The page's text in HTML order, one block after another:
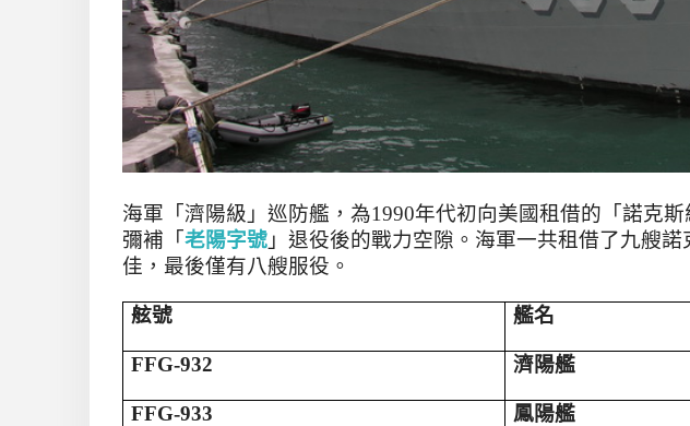
海軍「 濟陽級 」 巡防艦，為1990年代初向美國租借的 「 諾克斯
彌補「 老陽字號」退役後的戰力空隙。 海軍一共租借了九艘諾
佳，最後僅有八艘服役。
舷號 艦名
FFG-932 濟陽艦
FFG-933 鳳陽艦